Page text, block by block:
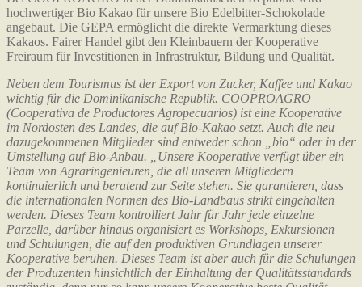
hochwertiger Bio Kakao für unsere Bio Edelbitter-Schokolade
angebaut. Die GEPA ermöglicht die direkte Vermarktung dieses
Kakaos. Fairer Handel gibt den Kleinbauern der Kooperative
Freiraum für Investitionen in Infrastruktur, Bildung und Qualität.
Neben dem Tourismus ist der Export von Zucker, Kaffee und Kakao
wichtig für die Dominikanische Republik. COOPROAGRO
(Cooperativa de Productores Agropecuarios) ist eine Kooperative
im Nordosten des Landes, die auf Bio-Kakao setzt. Auch die neu
dazugekommenen Mitglieder sind entweder schon „bio“ oder in der
Umstellung auf Bio-Anbau. „Unsere Kooperative verfügt über ein
Team von Agraringenieuren, die all unseren Mitgliedern
kontinuierlich und beratend zur Seite stehen. Sie garantieren, dass
die internationalen Normen des Bio-Landbaus strikt eingehalten
werden. Dieses Team kontrolliert Jahr für Jahr jede einzelne
Parzelle, darüber hinaus organisiert es Workshops, Exkursionen
und Schulungen, die auf den produktiven Grundlagen unserer
Kooperative beruhen. Dieses Team ist aber auch für die Schulungen
der Produzenten hinsichtlich der Einhaltung der Qualitätsstandards